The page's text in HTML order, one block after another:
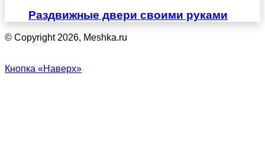
Раздвижные двери своими руками
© Copyright 2026, Meshka.ru
Кнопка «Наверх»